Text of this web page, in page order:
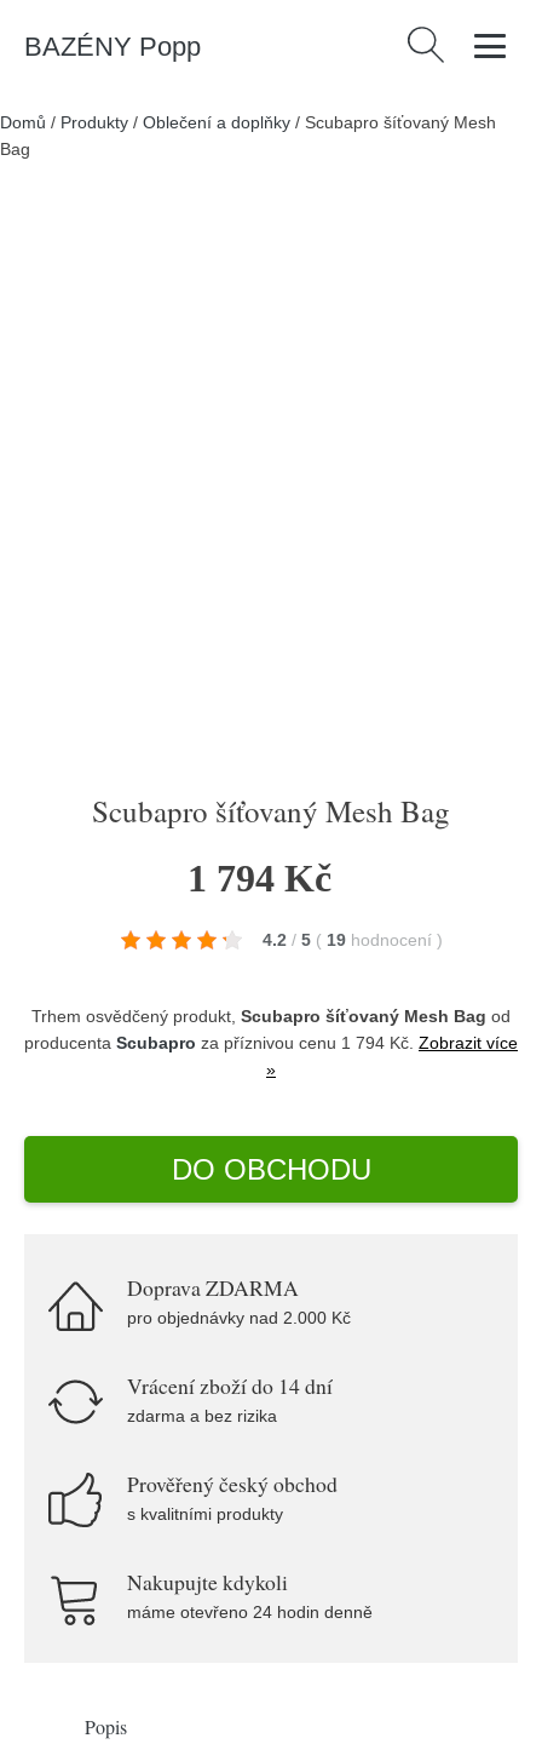
BAZÉNY Popp Vyhledávání
Domů / Produkty / Oblečení a doplňky / Scubapro šíťovaný Mesh
Bag
Scubapro šíťovaný Mesh Bag
1 794 Kč
4.2 / 5 ( 19 hodnocení )
Trhem osvědčený produkt, Scubapro šíťovaný Mesh Bag od
producenta Scubapro za příznivou cenu 1 794 Kč. Zobrazit více
»
DO OBCHODU
Doprava ZDARMA
pro objednávky nad 2.000 Kč
Vrácení zboží do 14 dní
zdarma a bez rizika
Prověřený český obchod
s kvalitními produkty
Nakupujte kdykoli
máme otevřeno 24 hodin denně
Popis